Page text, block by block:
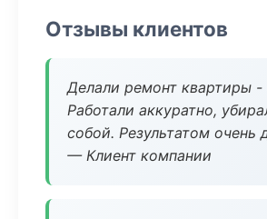
Отзывы клиентов
Делали ремонт квартиры -
Работали аккуратно,
собой. Результатом очень
— Клиент компании